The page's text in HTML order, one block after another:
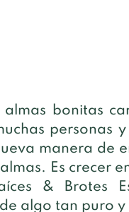
bonitas
personas y
manera de
Es crecer
& Brotes
algo tan puro